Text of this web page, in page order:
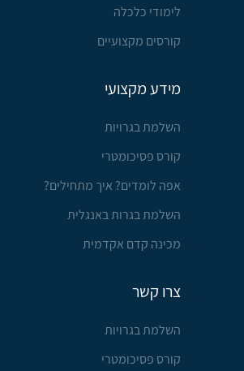
לימודי כלכלה
קורסים מקצועיים
מידע מקצועי
השלמת בגרויות
קורס פסיכומטרי
אפה לומדים? איך מתחילים?
השלמת בגרות באנגלית
מכינה קדם אקדמית
צרו קשר
השלמת בגרויות
קורס פסיכומטרי